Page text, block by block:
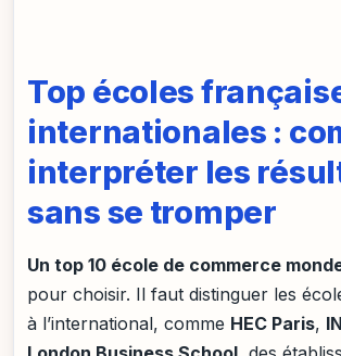
Top écoles
internationales :
interpréter les
sans se tromper
Un top 10 école de commerce
pour choisir. Il faut distinguer les
à l’international, comme HEC Paris,